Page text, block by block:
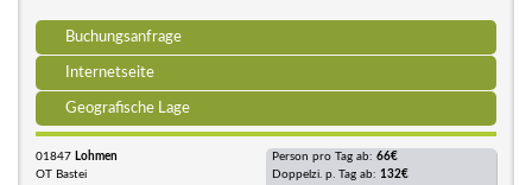
Buchungsanfrage
Internetseite
Geografische Lage
01847 Lohmen
OT Bastei
Person pro Tag ab: 66€
Doppelzi. p. Tag ab: 132€